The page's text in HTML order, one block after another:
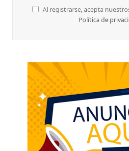
Al registrarse, acepta
Política de